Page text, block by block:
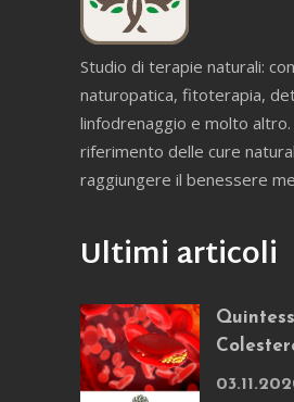
Studio di terapie naturali:
naturopatica, fitoterapia,
linfodrenaggio e molto
riferimento delle cure
raggiungere il benessere
Ultimi articoli